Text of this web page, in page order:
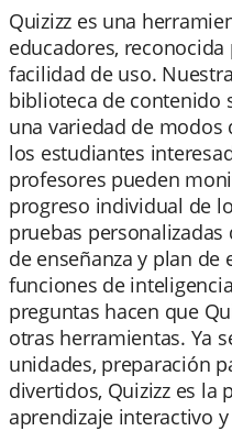
Quizizz es una
educadores,
facilidad de uso.
biblioteca de contenido
una variedad de modos
los estudiantes
profesores pueden
progreso individual de
pruebas
de enseñanza y plan de
funciones de
preguntas hacen que
otras herramientas. Ya
unidades, preparación
divertidos, Quizizz es la
aprendizaje interactivo y